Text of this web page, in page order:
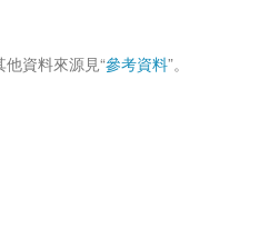
他資料來源見“參考資料”。